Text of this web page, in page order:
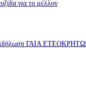
για το μέλλον
ΓΑΙΑ ΕΤΕΟΚΡΗΤΩΝ